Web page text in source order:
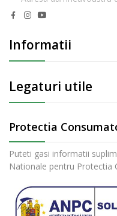
Informatii
Legaturi utile
Protectia
Puteti gasi informatii
Nationale pentru Protectia